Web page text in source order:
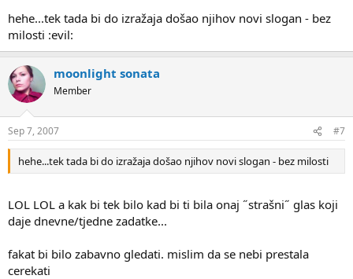
hehe...tek tada bi do izražaja došao njihov novi slogan - bez
milosti :evil:
moonlight sonata
Member
Sep 7, 2007 #7
hehe...tek tada bi do izražaja došao njihov novi slogan - bez milosti
LOL LOL a kak bi tek bilo kad bi ti bila onaj ˝strašni˝ glas koji
daje dnevne/tjedne zadatke...
fakat bi bilo zabavno gledati. mislim da se nebi prestala
cerekati